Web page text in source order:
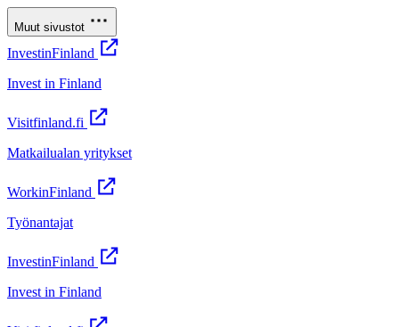
Muut sivustot
InvestinFinland
Invest in Finland
Visitfinland.fi
Matkailualan yritykset
WorkinFinland
Työnantajat
InvestinFinland
Invest in Finland